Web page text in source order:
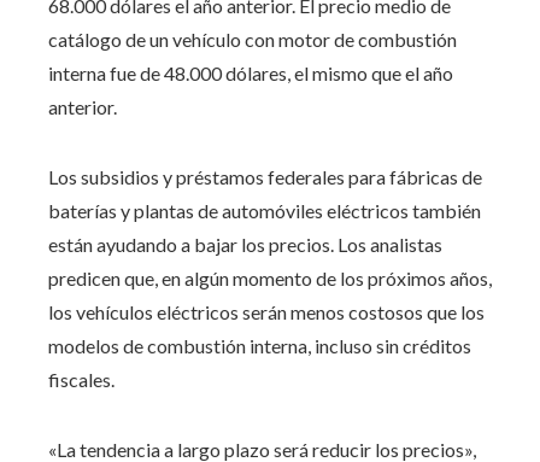
68.000 dólares el año anterior. El precio medio de
catálogo de un vehículo con motor de combustión
interna fue de 48.000 dólares, el mismo que el año
anterior.
Los subsidios y préstamos federales para fábricas de
baterías y plantas de automóviles eléctricos también
están ayudando a bajar los precios. Los analistas
predicen que, en algún momento de los próximos años,
los vehículos eléctricos serán menos costosos que los
modelos de combustión interna, incluso sin créditos
fiscales.
«La tendencia a largo plazo será reducir los precios»,